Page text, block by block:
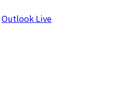
Outlook Live